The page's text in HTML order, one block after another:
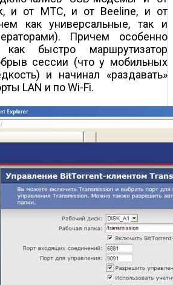
и от MTC, и от Beeline, и от
как универсальные, так и
Причем особенно
быстро маршрутизатор
сессии (что у мобильных
и начинал «раздавать»
LAN и по Wi-Fi.